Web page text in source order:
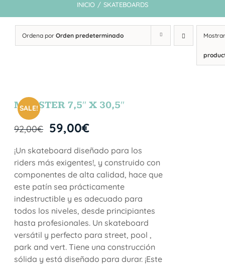
INICIO / SKATEBOARDS
Ordena por Orden predeterminado
SALE!
MONSTER 7,5″ X 30,5″
92,00€ 59,00€
¡Un skateboard diseñado para los
riders más exigentes!, y construido con
componentes de alta calidad, hace que
este patín sea prácticamente
indestructible y es adecuado para
todos los niveles, desde principiantes
hasta profesionales. Un skateboard
versátil y perfecto para street, pool ,
park and vert. Tiene una construcción
sólida y está diseñado para durar. ¡Este